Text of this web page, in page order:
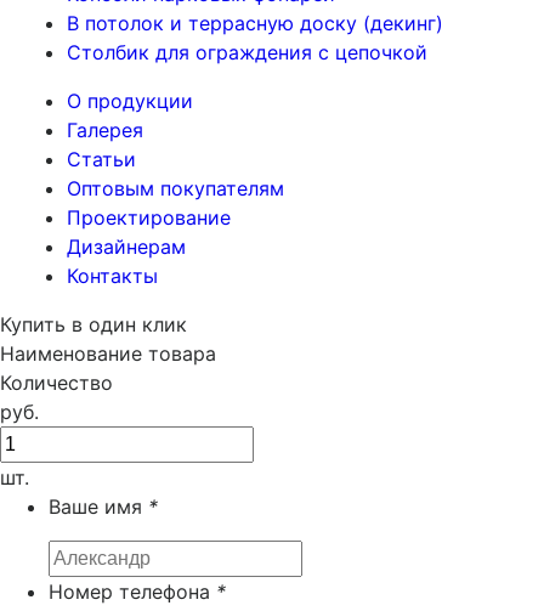
В потолок и террасную доску (декинг)
Столбик для ограждения с цепочкой
О продукции
Галерея
Статьи
Оптовым покупателям
Проектирование
Дизайнерам
Контакты
Купить в один клик
Наименование товара
Количество
руб.
шт.
Ваше имя *
Номер телефона *